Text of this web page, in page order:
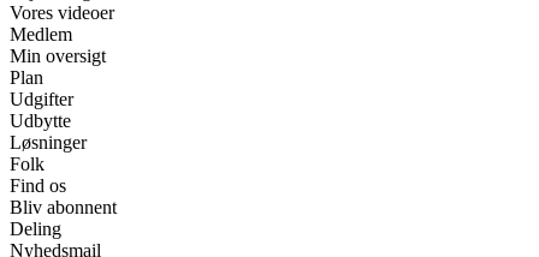
Vores videoer
Medlem
Min oversigt
Plan
Udgifter
Udbytte
Løsninger
Folk
Find os
Bliv abonnent
Deling
Nyhedsmail